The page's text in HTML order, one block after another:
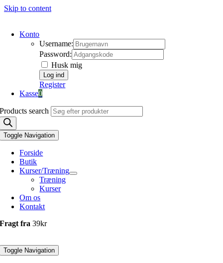
Skip to content
Konto
Username:
Password:
Husk mig
Register
Kasse0
Products search
Toggle Navigation
Forside
Butik
Kurser/Træning
Træning
Kurser
Om os
Kontakt
Fragt fra39kr
Toggle Navigation